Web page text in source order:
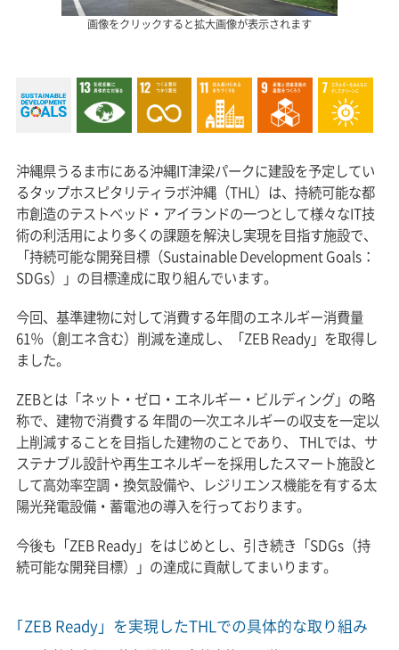
画像をクリックすると拡大画像が表示されます
沖縄県うるま市にある沖縄IT津梁パークに建設を予定してい
るタップホスピタリティラボ沖縄（THL）は、持続可能な都
市創造のテストベッド・アイランドの一つとして様々なIT技
術の利活用により多くの課題を解決し実現を目指す施設で、
「持続可能な開発目標（Sustainable Development Goals：
SDGs）」の目標達成に取り組んでいます。
今回、基準建物に対して消費する年間のエネルギー消費量
61％（創エネ含む）削減を達成し、「ZEB Ready」を取得し
ました。
ZEBとは「ネット・ゼロ・エネルギー・ビルディング」の略
称で、建物で消費する 年間の一次エネルギーの収支を一定以
上削減することを目指した建物のことであり、 THLでは、サ
ステナブル設計や再生エネルギーを採用したスマート施設と
して高効率空調・換気設備や、レジリエンス機能を有する太
陽光発電設備・蓄電池の導入を行っております。
今後も「ZEB Ready」をはじめとし、引き続き「SDGs（持
続可能な開発目標）」の達成に貢献してまいります。
｢ZEB Ready」を実現したTHLでの具体的な取り組み